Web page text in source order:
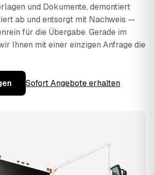
und Dokumente, demontiert
ab und entsorgt mit Nachweis —
für die Übergabe. Gerade im
Ihnen mit einer einzigen Anfrage die
Sofort Angebote erhalten